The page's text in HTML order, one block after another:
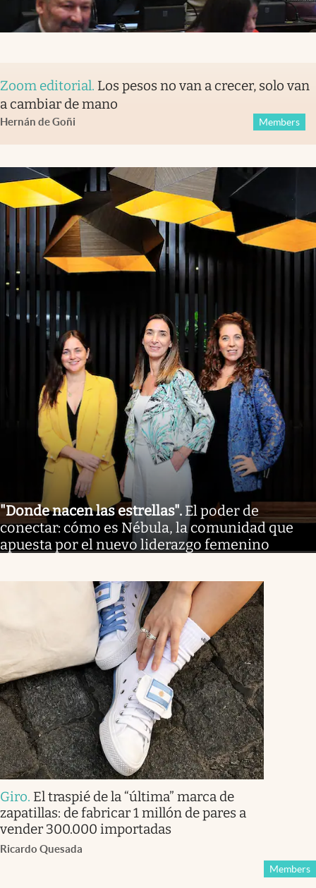
Zoom editorial. Los pesos no van a crecer, solo van
a cambiar de mano
Hernán de Goñi Members
"Donde nacen las estrellas". El poder de
conectar: cómo es Nébula, la comunidad que
apuesta por el nuevo liderazgo femenino
Giro. El traspié de la “última” marca de
zapatillas: de fabricar 1 millón de pares a
vender 300.000 importadas
Ricardo Quesada
Members